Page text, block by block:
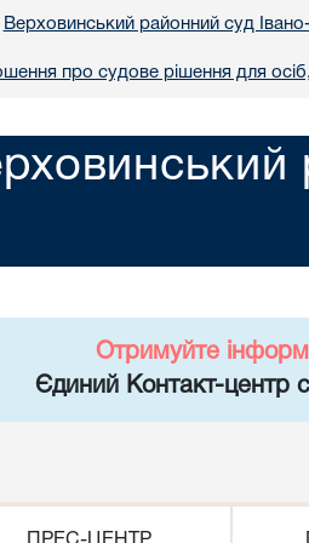
Верховинський районний суд
про судове рішення для
Отримуйте
Єдиний Контакт-центр